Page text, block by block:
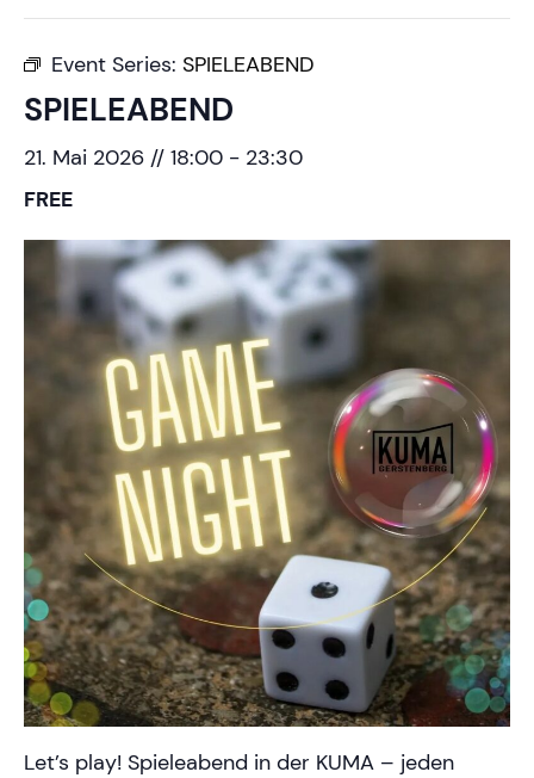
Event Series: SPIELEABEND
SPIELEABEND
21. Mai 2026 // 18:00 - 23:30
FREE
Let’s play! Spieleabend in der KUMA – jeden